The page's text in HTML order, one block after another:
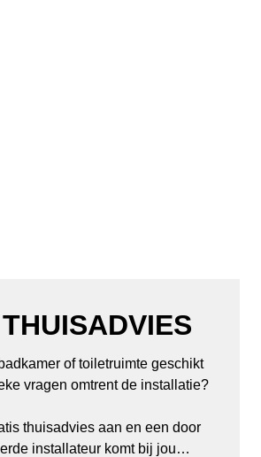
of toiletruimte geschikt
vragen omtrent de installatie?
thuisadvies aan en een door
installateur komt bij jou